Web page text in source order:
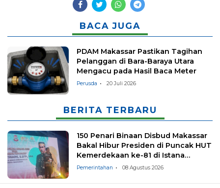
BACA JUGA
PDAM Makassar Pastikan Tagihan
Pelanggan di Bara-Baraya Utara
Mengacu pada Hasil Baca Meter
Perusda 20 Juli 2026
BERITA TERBARU
150 Penari Binaan Disbud Makassar
Bakal Hibur Presiden di Puncak HUT
Kemerdekaan ke-81 di Istana
Negara
Pemerintahan 08 Agustus 2026